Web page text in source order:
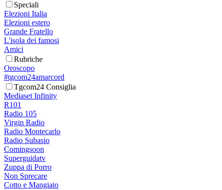
Speciali
Elezioni Italia
Elezioni estero
Grande Fratello
L'isola dei famosi
Amici
Rubriche
Oroscopo
#tgcom24amarcord
Tgcom24 Consiglia
Mediaset Infinity
R101
Radio 105
Virgin Radio
Radio Montecarlo
Radio Subasio
Comingsoon
Superguidatv
Zuppa di Porro
Non Sprecare
Cotto e Mangiato